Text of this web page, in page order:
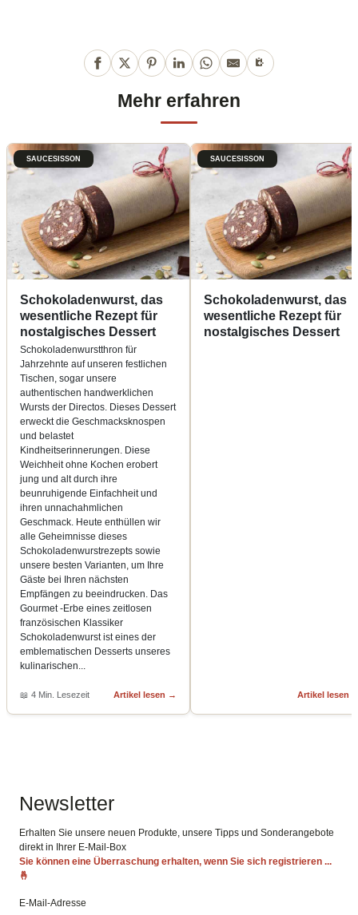
Mehr erfahren
SAUCESISSON
Schokoladenwurst, das
wesentliche Rezept für
nostalgisches Dessert
Schokoladenwurstthron für
Jahrzehnte auf unseren festlichen
Tischen, sogar unsere
authentischen handwerklichen
Wursts der Directos. Dieses Dessert
erweckt die Geschmacksknospen
und belastet
Kindheitserinnerungen. Diese
Weichheit ohne Kochen erobert
jung und alt durch ihre
beunruhigende Einfachheit und
ihren unnachahmlichen
Geschmack. Heute enthüllen wir
alle Geheimnisse dieses
Schokoladenwurstrezepts sowie
unsere besten Varianten, um Ihre
Gäste bei Ihren nächsten
Empfängen zu beeindrucken. Das
Gourmet -Erbe eines zeitlosen
französischen Klassiker
Schokoladenwurst ist eines der
emblematischen Desserts unseres
kulinarischen...
📖 4 Min. Lesezeit Artikel lesen →
SAUCESISSON
Schokoladenwurst, das
wesentliche Rezept für
nostalgisches Dessert
Artikel lesen
Newsletter
Erhalten Sie unsere neuen Produkte, unsere Tipps und Sonderangebote
direkt in Ihrer E-Mail-Box
Sie können eine Überraschung erhalten, wenn Sie sich registrieren ...
🤞
E-Mail-Adresse